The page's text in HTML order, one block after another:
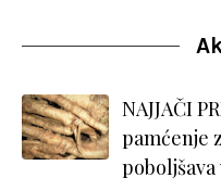
NAJJAČI
pamćenje